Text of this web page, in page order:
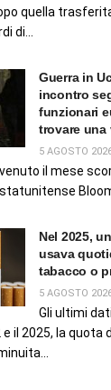
quella
di...
Guerra in
incontro
funzionari
trovare
5 AGOSTO
il mese
Nel 2025,
usava
tabacco o
5 AGOSTO
Gli ultimi
e il 2025, la quota